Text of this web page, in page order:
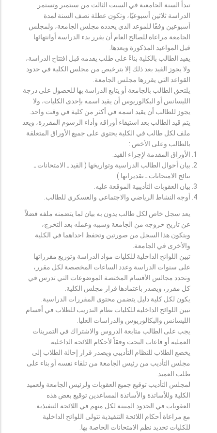
تبدأ السنة الجامعية في السبت الثالث من سبتمبر وتستمر
الدراسة ثلاثين أسبوعيًا، وتكون عطلة نصف السنة لمدة
أسبوعين وفقًا للموعد الذي يحدده مجلس الجامعة، ولمجلس
الجامعة مراعاة للصالح العام أن يقرر بدء الدراسة أوانتهائها
قبل المواعيد المذكورة وبعدها.
يقيد الطالب بالكلية بناءً على طلب يقدمه قبل افتتاح الدراسة،
ولا يجوز القيد بعد ذلك إلا بترخيص من مجلس الكلية في حدود
القواعد التي يقررها مجلس الجامعة.
يلتحق الطالب بالجامعة أو يتابع الدراسة بها للحصول على درجة
الليسانس أو البكالوريوس أن يقيد اسمه بإحدى الكليات، ولا
يجوز للطالب أن يقيد اسمه في أكثر من كلية في وقت واحد.
يتم قيد الطالب بعد استيفاء أوراقه وأداء الرسوم المقررة، ويعد
ملف لكل طالب في الكلية يحتوي على جميع الأوراق المتعلقة
بالطالب وعلى الأخص :
الأوراق المقدمة لإجراء القيد.
بيان أحوال الطالب الدراسية وتواريخها ( القيد ـ الامتحانات ـ
نتائح الامتحانات ـ تقديراتها ).
بيان العقوبات التأديبية الموقعة عليه.
أوجه النشاط الرياضي والاجتماعي والعسكري للطالب.
يعد سجل خاص لكل طالب يدون به بيان لما يتضمنه ملفه فضلاً
عن تاريخ خروجه من الجامعة وسببه وعمله بعد التخرج،
ويتكون هذا السجل من صورتين وتحفظ احداهما في الكلية
والأخرى في الجامعة.
تبين اللوائح الداخلية للكليات مواد الدراسة وتوزيع مقرراتها
على سنوات الدراسة وعدد الساعات المخصصة لكل مقرر،
وتحدد مجالس الأقسام المختصة الموضوعات التي تدرس في
كل مقرر، ويصدر باعتمادها قرار مجلس الكلية.
يكون لكل كلية دليل يتضمن محتوى المقررات الدراسية.
تبين اللوائح الداخلية للكليات نظام التدريب للطلاب في أقسام
الليسانس والبكالوريوس والدراسات العليا.
يجب على الطالب متابعة الدروس والاشتراك في التمرينات
العملية أو قاعات البحث وفقاً لأحكام اللائحة الداخلية.
يخضع الطلاب للنظام التأديبي ويصدر قرار إحالة الطلاب إلى
مجلس التأديب من رئيس الجامعة من تلقاء نفسه أو بناء على
طلب العميد.
لمجلس التأديب توقيع جميع العقوبات ولرئيس الجامعة ولعميد
الكلية وللأساتذة والأساتذة المساعدين توقيع بعض هذه
العقوبات في الحدود المبينة لكل منهم في اللائحة التنفيذية.
مع مراعاة أحكام اللائحة التنفيذية تتولى اللوائح الداخلية
للكليات تحديد نظم الامتحانات الخاصة بها.